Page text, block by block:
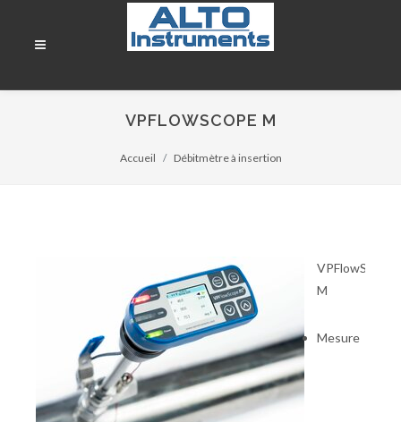
VPFLOWSCOPE M
Accueil Débitmètre à insertion
VPFlowScope
M
Mesure